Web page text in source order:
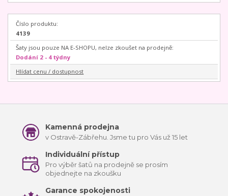
Číslo produktu:
4139
Šaty jsou pouze NA E-SHOPU, nelze zkoušet na prodejně:
Dodání 2 - 4 týdny
Hlídat cenu / dostupnost
Kamenná prodejna
v Ostravě-Zábřehu. Jsme tu pro Vás už 15 let
Individuální přístup
Pro výběr šatů na prodejně se prosím
objednejte na zkoušku
Garance spokojenosti